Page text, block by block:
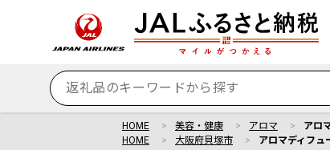
HOME 美容・健康 アロマ
アロ
HOME
大阪府貝塚市 アロマディフ